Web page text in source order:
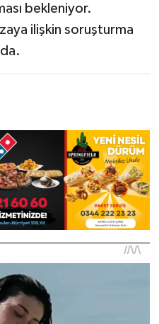
bekleniyor.
ilişkin soruşturma